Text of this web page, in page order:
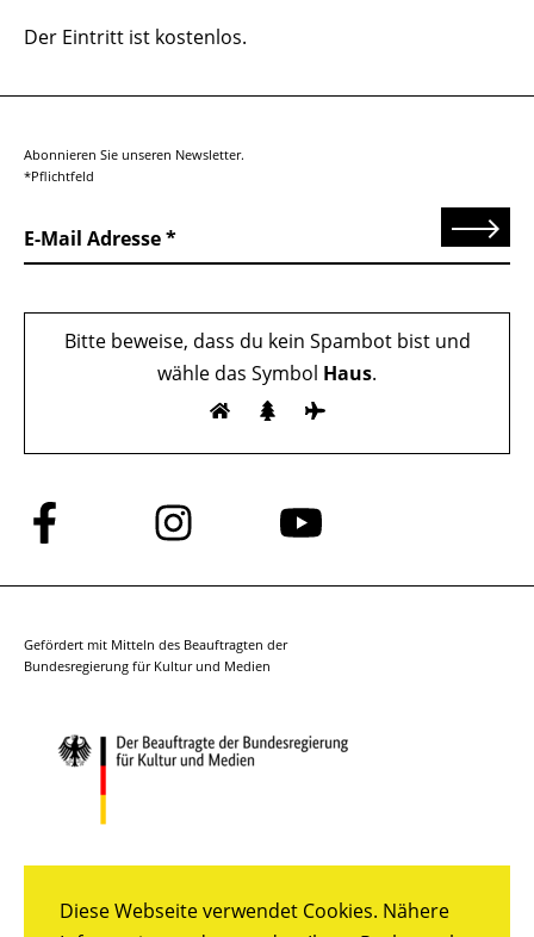
Diese Webseite verwendet Cookies. Nähere
Der Eintritt ist kostenlos.
Abonnieren Sie unseren Newsletter.
*Pflichtfeld
E-Mail Adresse Senden
Bitte beweise, dass du kein Spambot bist und
wähle das Symbol Haus.
Folge
uns
auf
Folge
uns
auf
Folge
auf
Gefördert mit Mitteln des Beauftragten der
Bundesregierung für Kultur und Medien